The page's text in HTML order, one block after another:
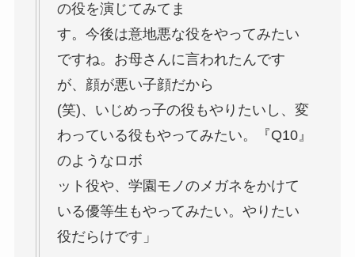
の役を演じてみてま
す。今後は意地悪な役をやってみたい
ですね。お母さんに言われたんです
が、顔が悪い子顔だから
(笑)、いじめっ子の役もやりたいし、変
わっている役もやってみたい。『Q10』
のようなロボ
ット役や、学園モノのメガネをかけて
いる優等生もやってみたい。やりたい
役だらけです」